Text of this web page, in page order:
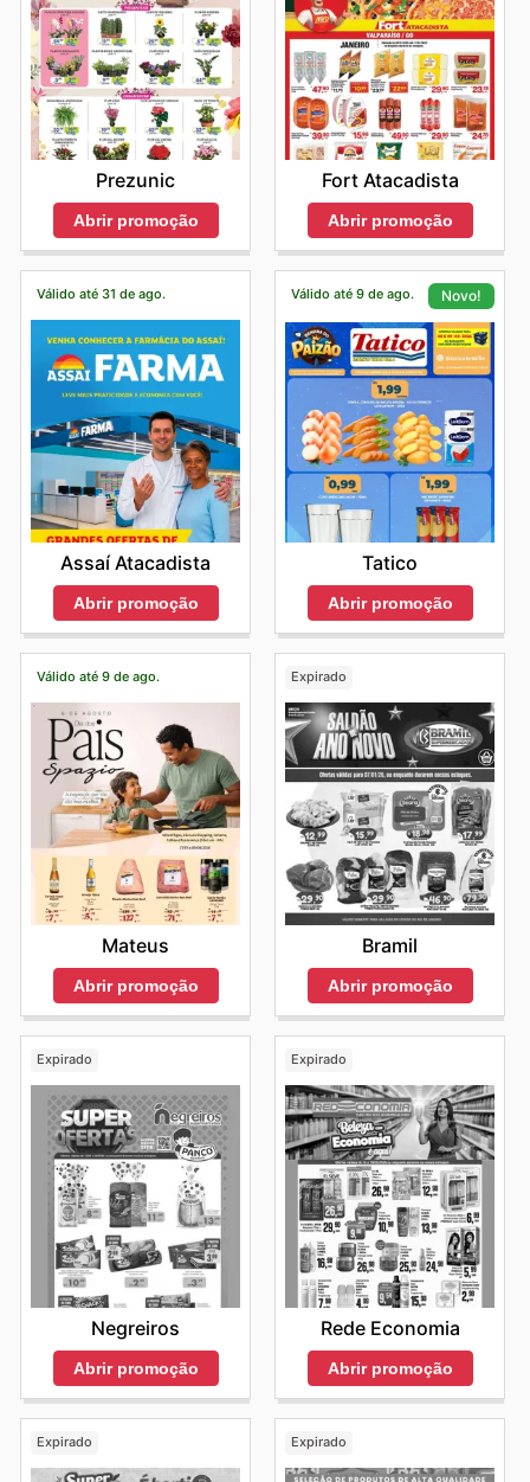
Prezunic
Abrir promoção
Fort Atacadista
Abrir promoção
Válido até 31 de ago.
Assaí Atacadista
Abrir promoção
Válido até 9 de ago. Novo!
Tatico
Abrir promoção
Válido até 9 de ago.
Mateus
Abrir promoção
Expirado
Bramil
Abrir promoção
Expirado
Negreiros
Abrir promoção
Expirado
Rede Economia
Abrir promoção
Expirado Expirado